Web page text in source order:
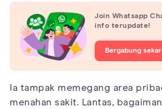
Join Whatsapp
info terupdate!
Bergabung
Ia tampak memegang area
menahan sakit. Lantas,